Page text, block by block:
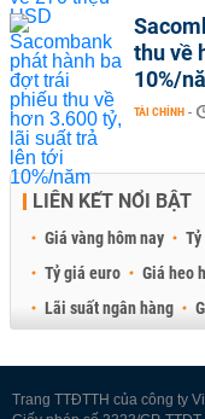
thu về
10%/
TÀI CHÍNH -
LIÊN KẾT NỔI BẬT
Giá vàng hôm nay
Tỷ giá euro
Giá heo
Lãi suất ngân hàng
Trang TTĐTTH của công ty